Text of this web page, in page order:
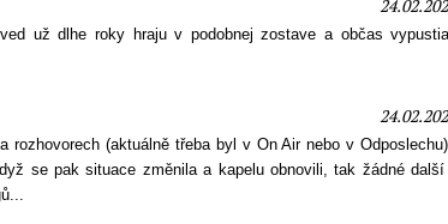
už dlhe roky hraju v podobnej zostave a občas
(aktuálně třeba byl v On Air nebo v
se pak situace změnila a kapelu obnovili, tak žádné